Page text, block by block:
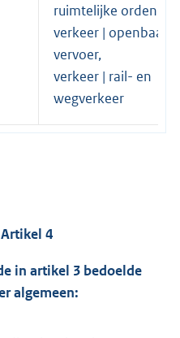
ruimtelijke ordening,
verkeer | openbaar
vervoer,
verkeer | rail- en
wegverkeer
4
in artikel 3 bedoelde
algemeen: